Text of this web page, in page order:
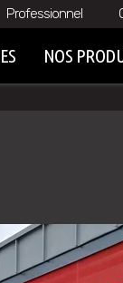
Professionnel
NOS